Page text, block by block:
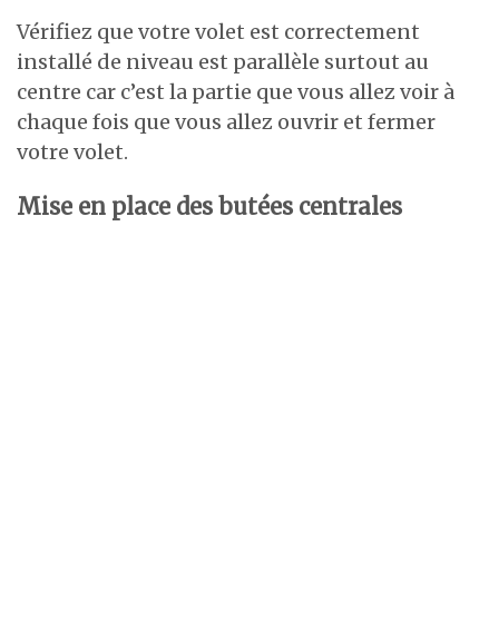
Vérifiez que votre volet est correctement
installé de niveau est parallèle surtout au
centre car c’est la partie que vous allez voir à
chaque fois que vous allez ouvrir et fermer
votre volet.
Mise en place des butées centrales